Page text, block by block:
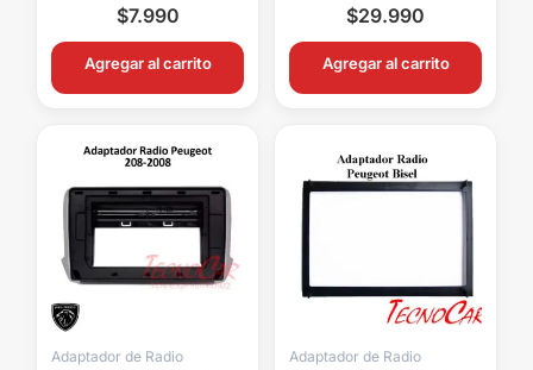
Volkswagen BMW
Audi Connection
$7.990
Agregar al carrito
$29.990
Agregar al carrito
Adaptador de Radio Adaptador de Radio